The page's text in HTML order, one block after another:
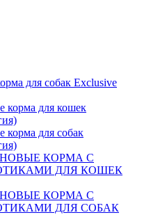
для собак Exclusive
корма для кошек
корма для собак
КОРМА С
ДЛЯ КОШЕК
КОРМА С
ДЛЯ СОБАК